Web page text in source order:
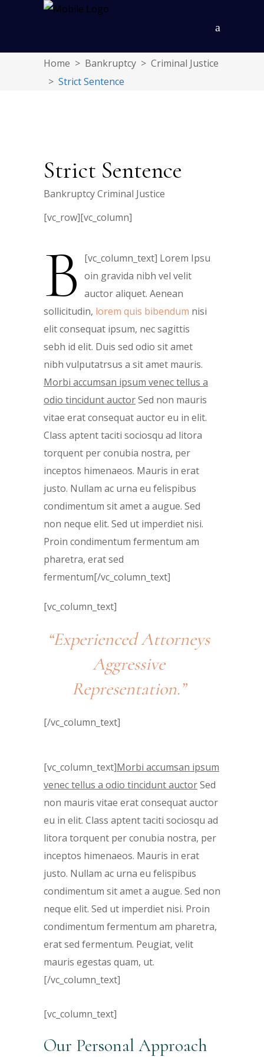
Home > Bankruptcy > Criminal Justice
> Strict Sentence
Strict Sentence
BankruptcyCriminal Justice
[vc_row][vc_column]
[vc_column_text]
B
Lorem Ipsu
oin gravida nibh vel velit
auctor aliquet. Aenean
sollicitudin, lorem quis bibendum nisi
elit consequat ipsum, nec sagittis
sebh id elit. Duis sed odio sit amet
nibh vulputatrsus a sit amet mauris.
Morbi accumsan ipsum venec tellus a
odio tincidunt auctorSed non mauris
vitae erat consequat auctor eu in elit.
Class aptent taciti sociosqu ad litora
torquent per conubia nostra, per
inceptos himenaeos. Mauris in erat
justo. Nullam ac urna eu felispibus
condimentum sit amet a augue. Sed
non neque elit. Sed ut imperdiet nisi.
Proin condimentum fermentum am
pharetra, erat sed
fermentum[/vc_column_text]
[vc_column_text]
“Experienced Attorneys
Aggressive
Representation.”
[/vc_column_text]
[vc_column_text]Morbi accumsan ipsum
venec tellus a odio tincidunt auctorSed
non mauris vitae erat consequat auctor
eu in elit. Class aptent taciti sociosqu ad
litora torquent per conubia nostra, per
inceptos himenaeos. Mauris in erat
justo. Nullam ac urna eu felispibus
condimentum sit amet a augue. Sed non
neque elit. Sed ut imperdiet nisi. Proin
condimentum fermentum am pharetra,
erat sed fermentum. Peugiat, velit
mauris egestas quam, ut.
[/vc_column_text]
[vc_column_text]
Our Personal Approach